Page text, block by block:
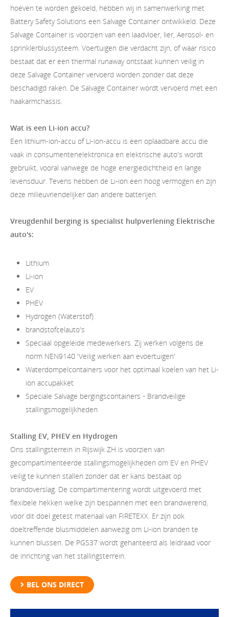
hoeven te worden gekoeld, hebben wij in samenwerking met
Battery Safety Solutions een Salvage Container ontwikkeld. Deze
Salvage Container is voorzien van een laadvloer, lier, Aerosol- en
sprinklerblussysteem. Voertuigen die verdacht zijn, of waar risico
bestaat dat er een thermal runaway ontstaat kunnen veilig in
deze Salvage Container vervoerd worden zonder dat deze
beschadigd raken. De Salvage Container wordt vervoerd met een
haakarmchassis.
Wat is een Li-ion accu?
Een lithium-ion-accu of Li-ion-accu is een oplaadbare accu die
vaak in consumentenelektronica en elektrische auto's wordt
gebruikt, vooral vanwege de hoge energiedichtheid en lange
levensduur. Tevens hebben de Li-ion een hoog vermogen en zijn
deze milieuvriendelijker dan andere batterijen.
Vreugdenhil berging is specialist hulpverlening Elektrische
auto's:
Lithium
Li-ion
EV
PHEV
Hydrogen (Waterstof)
brandstofcelauto's
Speciaal opgeleide medewerkers. Zij werken volgens de
norm NEN9140 'Veilig werken aan evoertuigen'
Waterdompelcontainers voor het optimaal koelen van het Li-
ion accupakket
Speciale Salvage bergingscontainers • Brandveilige
stallingsmogelijkheden
Stalling EV, PHEV en Hydrogen
Ons stallingsterrein in Rijswijk ZH is voorzien van
gecompartimenteerde stallingsmogelijkheden om EV en PHEV
veilig te kunnen stallen zonder dat er kans bestaat op
brandoverslag. De compartimentering wordt uitgevoerd met
flexibele hekken welke zijn bespannen met een brandwerend,
voor dit doel getest materiaal van FIRETEXX. Er zijn ook
doeltreffende blusmiddelen aanwezig om Li-ion branden te
kunnen blussen. De PGS37 wordt gehanteerd als leidraad voor
de inrichting van het stallingsterrein.
BEL ONS DIRECT